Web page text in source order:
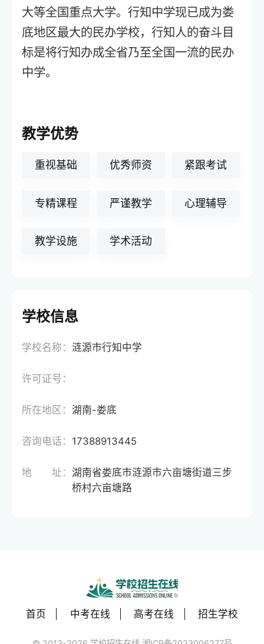
大等全国重点大学。行知中学现已成为娄
底地区最大的民办学校，行知人的奋斗目
标是将行知办成全省乃至全国一流的民办
中学。
教学优势
重视基础 优秀师资 紧跟考试
专精课程 严谨教学 心理辅导
教学设施 学术活动
学校信息
学校名称： 涟源市行知中学
许可证号：
所在地区：湖南-娄底
咨询电话： 17388913445
地 址：湖南省娄底市涟源市六亩塘街道三步
桥村六亩塘路
首页 中考在线 高考在线 招生学校